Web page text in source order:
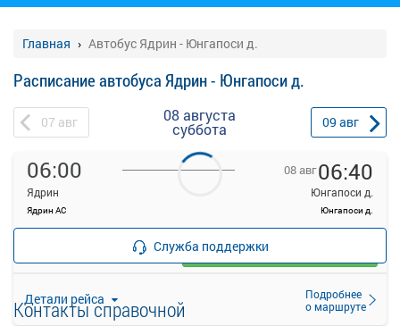
Главная Автобус Ядрин - Юнгапоси д.
Расписание автобуса Ядрин - Юнгапоси д.
07 авг 08 августа
суббота 09 авг
06:00
Ядрин
Ядрин АС
08 авг06:40
Юнгапоси д.
Юнгапоси д.
Детали рейса
Подробнее
о маршруте
—
Загрузить цену
Служба поддержки
Контакты справочной